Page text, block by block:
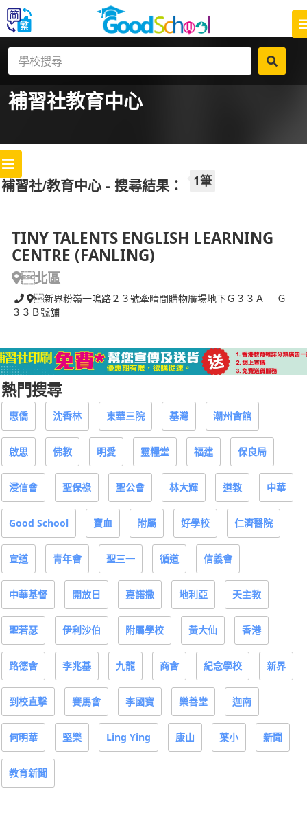
補習社教育中心
補習社/教育中心 - 搜尋結果： 1筆
TINY TALENTS ENGLISH LEARNING
CENTRE (FANLING)
北區
新界粉嶺一鳴路２３號牽晴間購物廣場地下Ｇ３３Ａ －Ｇ
３３Ｂ號舖
熱門搜尋
惠僑 沈香林 東華三院 基灣 潮州會館
啟思 佛教 明愛 靈糧堂 福建 保良局
浸信會 聖保祿 聖公會 林大輝 道教 中華
Good School 寶血 附屬 好學校 仁濟醫院
宣道 青年會 聖三一 循道 信義會
中華基督 開放日 嘉諾撒 地利亞 天主教
聖若瑟 伊利沙伯 附屬學校 黃大仙 香港
路德會 李兆基 九龍 商會 紀念學校 新界
到校直擊 賽馬會 李國寶 樂善堂 迦南
何明華 堅樂 Ling Ying 康山 葉小 新聞
教育新聞